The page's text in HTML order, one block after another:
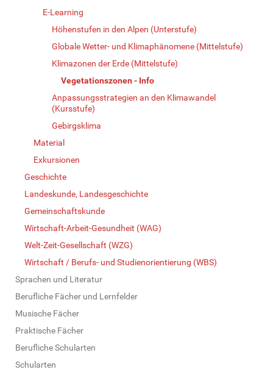
E-Learning
Höhenstufen in den Alpen (Unterstufe)
Globale Wetter- und Klimaphänomene (Mittelstufe)
Klimazonen der Erde (Mittelstufe)
Vegetationszonen - Info
Anpassungsstrategien an den Klimawandel
(Kursstufe)
Gebirgsklima
Material
Exkursionen
Geschichte
Landeskunde, Landesgeschichte
Gemeinschaftskunde
Wirtschaft-Arbeit-Gesundheit (WAG)
Welt-Zeit-Gesellschaft (WZG)
Wirtschaft / Berufs- und Studienorientierung (WBS)
Sprachen und Literatur
Berufliche Fächer und Lernfelder
Musische Fächer
Praktische Fächer
Berufliche Schularten
Schularten